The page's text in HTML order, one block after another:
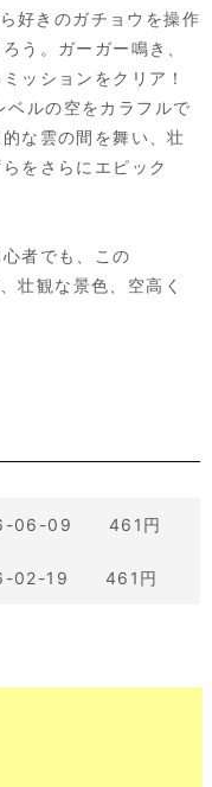
きのガチョウを操作
う。ガーガー鳴き、
ッションをクリア！
ルの空をカラフルで
な雲の間を舞い、壮
をさらにエピック
者でも、この
壮観な景色、空高く
06-09 461円
02-19 461円